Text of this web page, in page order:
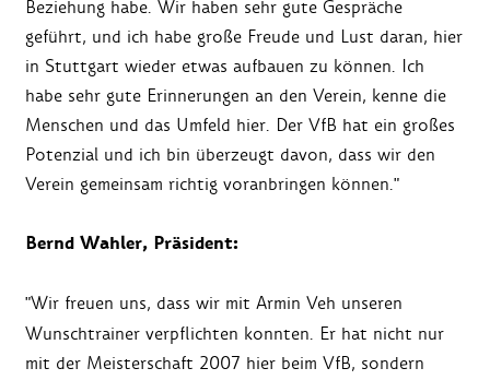
Beziehung habe. Wir haben sehr gute Gespräche
geführt, und ich habe große Freude und Lust daran, hier
in Stuttgart wieder etwas aufbauen zu können. Ich
habe sehr gute Erinnerungen an den Verein, kenne die
Menschen und das Umfeld hier. Der VfB hat ein großes
Potenzial und ich bin überzeugt davon, dass wir den
Verein gemeinsam richtig voranbringen können."
Bernd Wahler, Präsident:
"Wir freuen uns, dass wir mit Armin Veh unseren
Wunschtrainer verpflichten konnten. Er hat nicht nur
mit der Meisterschaft 2007 hier beim VfB, sondern